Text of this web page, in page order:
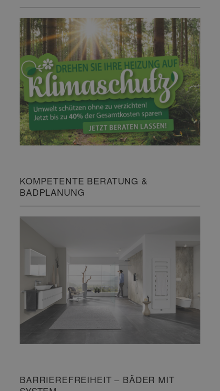
KOMPETENTE BERATUNG &
BADPLANUNG
BARRIEREFREIHEIT – BÄDER MIT